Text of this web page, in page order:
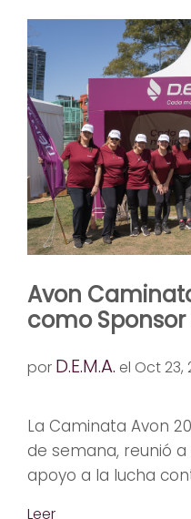
Avon
como
por D.E.M.A. el Oct 23,
La Caminata Avon
de semana, reunió
apoyo a la lucha
Leer